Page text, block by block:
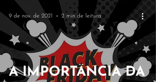
A IMPORTÂNCIA DA
9 de nov. de 2021 2 min de leitura